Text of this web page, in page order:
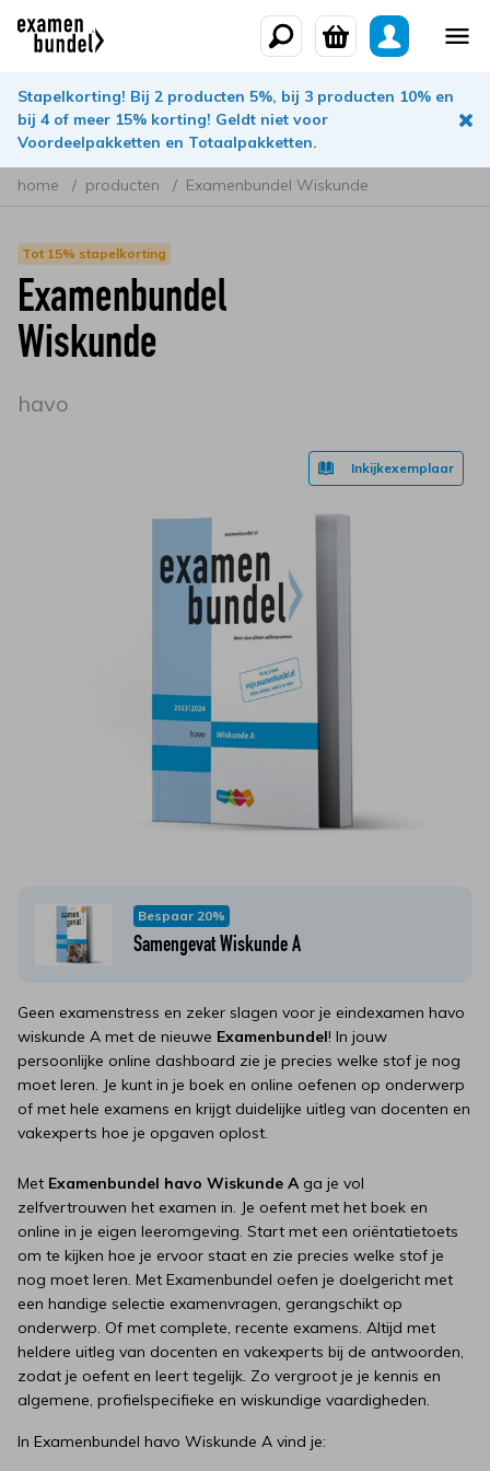
Stapelkorting! Bij 2 producten 5%, bij 3 producten 10% en
bij 4 of meer 15% korting! Geldt niet voor
Voordeelpakketten en Totaalpakketten.
home producten Examenbundel Wiskunde
Inkijkexemplaar
Tot 15% stapelkorting
Examenbundel
Wiskunde
havo
Bespaar 20%
Samengevat Wiskunde A
Geen examenstress en zeker slagen voor je eindexamen havo
wiskunde A met de nieuwe Examenbundel! In jouw
persoonlijke online dashboard zie je precies welke stof je nog
moet leren. Je kunt in je boek en online oefenen op onderwerp
of met hele examens en krijgt duidelijke uitleg van docenten en
vakexperts hoe je opgaven oplost.
Met Examenbundel havo Wiskunde A ga je vol
zelfvertrouwen het examen in. Je oefent met het boek en
online in je eigen leeromgeving. Start met een oriëntatietoets
om te kijken hoe je ervoor staat en zie precies welke stof je
nog moet leren. Met Examenbundel oefen je doelgericht met
een handige selectie examenvragen, gerangschikt op
onderwerp. Of met complete, recente examens. Altijd met
heldere uitleg van docenten en vakexperts bij de antwoorden,
zodat je oefent en leert tegelijk. Zo vergroot je je kennis en
algemene, profielspecifieke en wiskundige vaardigheden.
In Examenbundel havo Wiskunde A vind je: